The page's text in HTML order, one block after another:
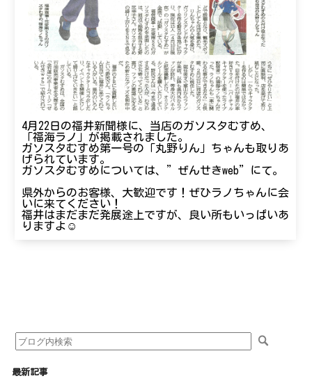
4月22日の福井新聞様に、当店のガソスタむすめ、
「福海ラノ」が掲載されました。
ガソスタむすめ第一号の「丸野りん」ちゃんも取りあ
げられています。
ガソスタむすめについては、”ぜんせきweb”にて。
県外からのお客様、大歓迎です！ぜひラノちゃんに会
いに来てください！
福井はまだまだ発展途上ですが、良い所もいっぱいあ
りますよ☺
最新記事